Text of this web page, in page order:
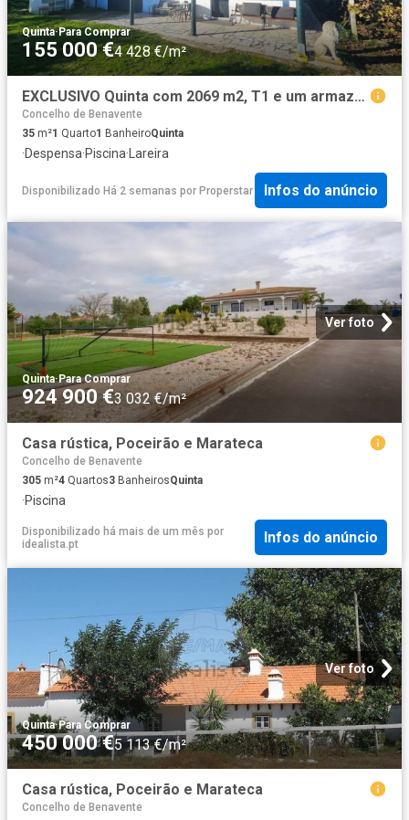
Quinta·Para Comprar
155 000 €4 428 €/m²
EXCLUSIVO Quinta com 2069 m2, T1 e um armazém Asseiceira Palmela
Concelho de Benavente
35 m²1 Quarto1 BanheiroQuinta
·Despensa·Piscina· Lareira
Disponibilizado Há 2 semanas por Properstar Infos do anúncio
Ver foto
Quinta·Para Comprar
924 900 €3 032 €/m²
Casa rústica, Poceirão e Marateca
Concelho de Benavente
305 m²4 Quartos3 BanheirosQuinta
·Piscina
Disponibilizado há mais de um mês por
idealista.pt
Infos do anúncio
Ver foto
Quinta·Para Comprar
450 000 €5 113 €/m²
Casa rústica, Poceirão e Marateca
Concelho de Benavente